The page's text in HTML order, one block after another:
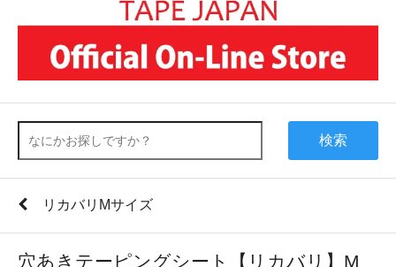
検索
リカバリМサイズ
穴あきテーピングシート【リカバリ】M